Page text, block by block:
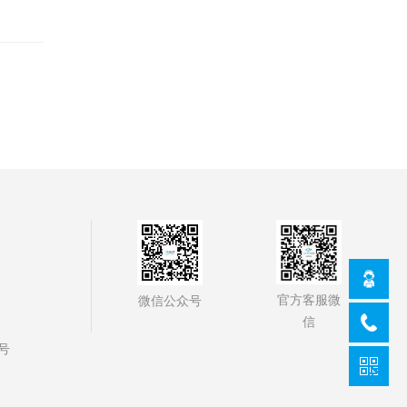
微信公众号
官方客服微
信